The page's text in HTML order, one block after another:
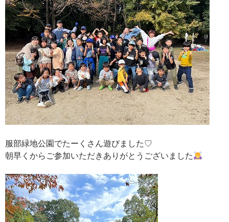
服部緑地公園でたーくさん遊びました♡
朝早くからご参加いただきありがとうございました